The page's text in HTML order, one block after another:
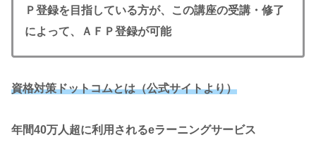
Ｐ登録を目指している方が、この講座の受講・修了
によって、ＡＦＰ登録が可能
資格対策ドットコムとは（公式サイトより）
年間40万人超に利用されるeラーニングサービス